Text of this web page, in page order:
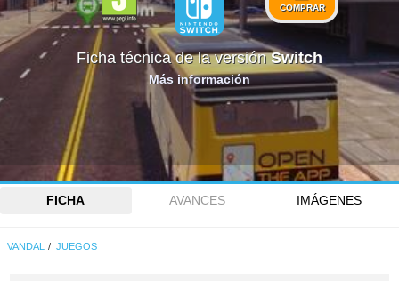
COMPRAR
Ficha técnica de la versiónSwitch
Más información
FICHA AVANCES IMÁGENES
VANDAL JUEGOS